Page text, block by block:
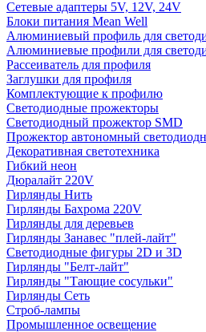
Сетевые адаптеры 5V, 12V, 24V
Блоки питания Mean Well
Алюминиевый профиль для
Алюминиевые профили для
Рассеиватель для профиля
Заглушки для профиля
Комплектующие к профилю
Светодиодные прожекторы
Светодиодный прожектор SMD
Прожектор автономный
Декоративная светотехника
Гибкий неон
Дюралайт 220V
Гирлянды Нить
Гирлянды Бахрома 220V
Гирлянды для деревьев
Гирлянды Занавес "плей-лайт"
Светодиодные фигуры 2D и 3D
Гирлянды "Белт-лайт"
Гирлянды "Тающие сосульки"
Гирлянды Сеть
Строб-лампы
Промышленное освещение